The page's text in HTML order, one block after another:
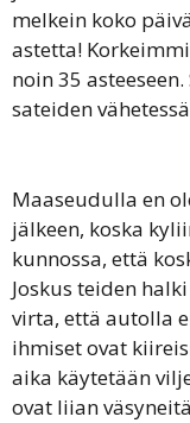
melkein koko
astetta!
noin 35
sateiden
Maaseudulla en
jälkeen, koska
kunnossa, että
Joskus teiden
virta, että autolla
ihmiset ovat
aika käytetään
ovat liian